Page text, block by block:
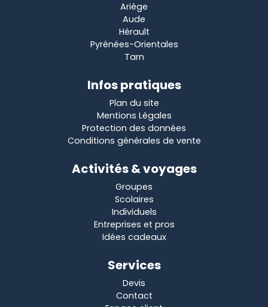
Ariège
Aude
Hérault
Pyrénées-Orientales
Tarn
Infos pratiques
Plan du site
Mentions Légales
Protection des données
Conditions générales de vente
Activités & voyages
Groupes
Scolaires
Individuels
Entreprises et pros
Idées cadeaux
Services
Devis
Contact